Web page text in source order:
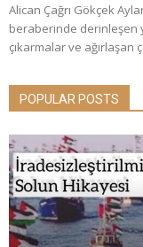
​Alican Çağrı Gökçek
beraberinde derinleşen
çıkarmalar ve ağırlaşan
POPULAR POSTS